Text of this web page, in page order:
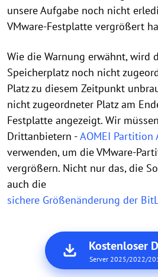
unsere Aufgabe noch nicht
VMware-Festplatte vergrößert
Wie die Warnung erwähnt, wird
Speicherplatz noch nicht
Platz zu diesem Zeitpunkt
nicht zugeordneter Platz am
Festplatte angezeigt. Wir
Drittanbietern -AOMEI Partition
verwenden, um die VMware-
vergrößern. Nicht nur das, die
auch die
sichere Größenänderung der
Kostenloser
Server 2025/2022/